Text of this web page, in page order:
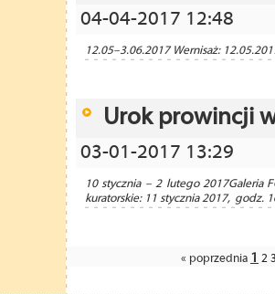
04-04-2017 12:48
12.05–3.06.2017 Wernisaż:
Urok prowincji
03-01-2017 13:29
10 stycznia – 2 lutego 2017Galeria
kuratorskie: 11 stycznia 2017, godz.
« poprzednia 1 2